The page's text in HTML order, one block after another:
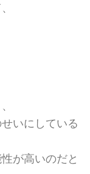
いにしている
が高いのだと